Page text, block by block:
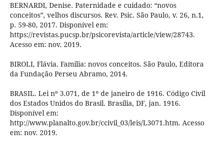
BERNARDI, Denise. Paternidade e cuidado: “novos
conceitos”, velhos discursos. Rev. Psic. São Paulo, v. 26, n.1,
p. 59-80, 2017. Disponível em:
https://revistas.pucsp.br/psicorevista/article/view/28743.
Acesso em: nov. 2019.
BIROLI, Flávia. Família: novos conceitos. São Paulo, Editora
da Fundação Perseu Abramo, 2014.
BRASIL. Lei nº 3.071, de 1º de janeiro de 1916. Código Civil
dos Estados Unidos do Brasil. Brasília, DF, jan. 1916.
Disponível em:
http://www.planalto.gov.br/ccivil_03/leis/L3071.htm. Acesso
em: nov. 2019.